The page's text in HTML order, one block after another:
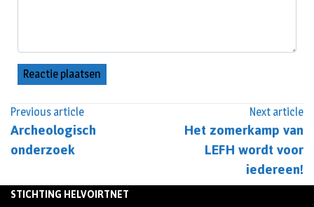
Previous article
Archeologisch
onderzoek
Next article
Het zomerkamp van
LEFH wordt voor
iedereen!
STICHTING HELVOIRTNET